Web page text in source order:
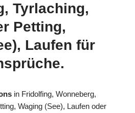
Tyrlaching,
Petting,
Laufen für
in Fridolfing, Wonneberg,
Waging (See), Laufen oder